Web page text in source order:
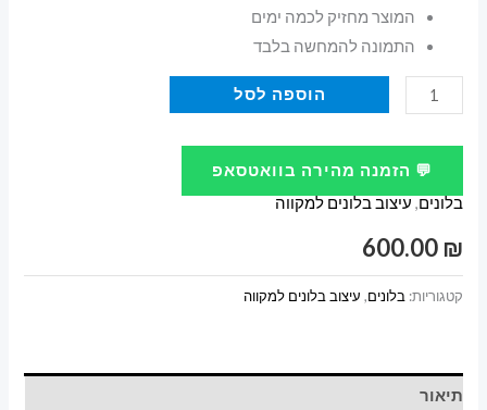
המוצר מחזיק לכמה ימים
התמונה להמחשה בלבד
כמות
של
סטנד
בלונים
חתן
וכלה
הוספה לסל
💬 הזמנה מהירה בוואטסאפ
בלונים, עיצוב בלונים למקווה
600.00 ₪
קטגוריות:בלונים, עיצוב בלונים למקווה
תיאור